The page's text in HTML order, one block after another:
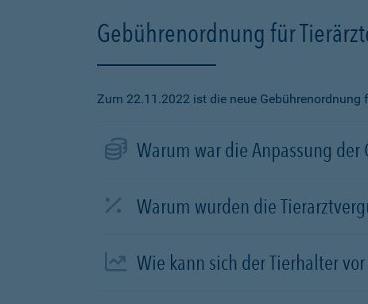
Gebührenordnung für
Zum 22.11.2022 ist die neue
Warum war die Anpassung
Warum wurden die
Wie kann sich der Tierhalter